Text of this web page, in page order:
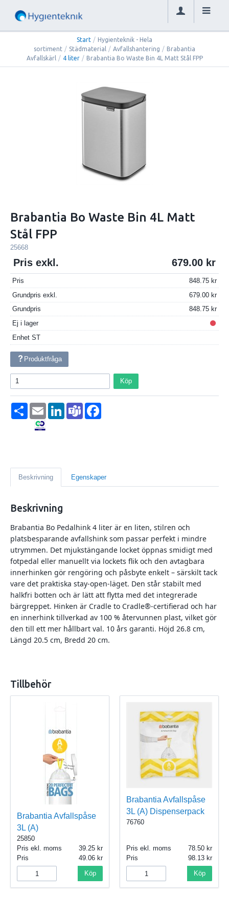
Start / Hygienteknik - Hela
sortiment / Städmaterial / Avfallshantering / Brabantia
Avfallskärl / 4 liter / Brabantia Bo Waste Bin 4L Matt Stål FPP
Brabantia Bo Waste Bin 4L Matt
Stål FPP
25668
Pris exkl. 679.00
Pris
848.75
Grundpris exkl.
679.00
Grundpris
848.75
Ej i lager
Enhet ST
Produktfråga
Köp
Dela Email LinkedInTeams
Beskrivning Egenskaper
Beskrivning
Brabantia Bo Pedalhink 4 liter är en liten, stilren och
platsbesparande avfallshink som passar perfekt i mindre
utrymmen. Det mjukstängande locket öppnas smidigt med
fotpedal eller manuellt via lockets flik och den avtagbara
innerhinken gör rengöring och påsbyte enkelt – särskilt tack
vare det praktiska stay-open-läget. Den står stabilt med
halkfri botten och är lätt att flytta med det integrerade
bärgreppet. Hinken är Cradle to Cradle®-certifierad och har
en innerhink tillverkad av 100 % återvunnen plast, vilket gör
den till ett mer hållbart val. 10 års garanti. Höjd 26.8 cm,
Längd 20.5 cm, Bredd 20 cm.
Tillbehör
Brabantia Avfallspåse
3L (A)
25850
Pris ekl. moms
39.25
Pris
49.06
Köp
Brabantia Avfallspåse
3L (A) Dispenserpack
76760
Pris ekl. moms
78.50
Pris
98.13
Köp